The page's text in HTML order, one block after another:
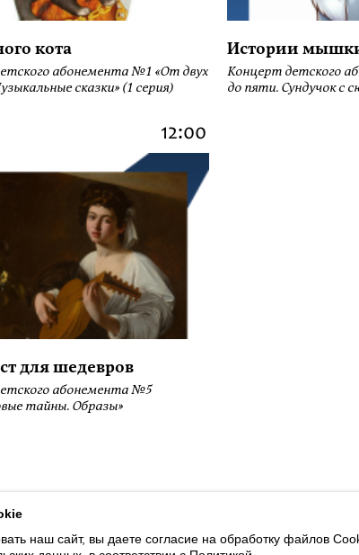
кота
абонемента №1 «От двух
сказки» (1 серия)
Истории
Концерт детского
до пяти. Сундучок с
12:00
для шедевров
абонемента №5
тайны. Образы»
файлов Cookies и использование сервисов веб-
.
Доступна оплата банковскими картами
наш сайт, вы даете согласие на обработку файлов